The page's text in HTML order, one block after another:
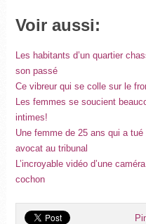
Voir aussi:
Les habitants d’un quartier
son passé
Ce vibreur qui se colle sur le
Les femmes se soucient
intimes!
Une femme de 25 ans qui a
avocat au tribunal
L’incroyable vidéo d’une
cochon